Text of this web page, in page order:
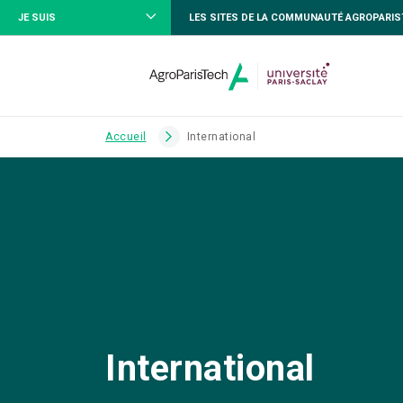
JE SUIS LES SITES DE LA COMMUNAUTÉ
Accueil International
International